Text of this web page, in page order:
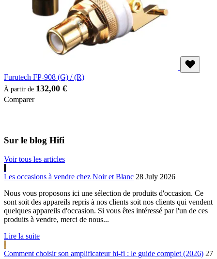
Furutech FP-908 (G) / (R)
À partir de 132,00 €
Comparer
Sur le blog Hifi
Voir tous les articles
Les occasions à vendre chez Noir et Blanc 28 July 2026
Nous vous proposons ici une sélection de produits d'occasion. Ce
sont soit des appareils repris à nos clients soit nos clients qui vendent
quelques appareils d'occasion. Si vous êtes intéressé par l'un de ces
produits à vendre, merci de nous...
Lire la suite
Comment choisir son amplificateur hi-fi : le guide complet (2026) 27